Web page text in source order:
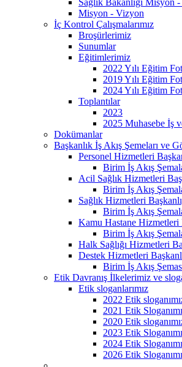
Misyon - Vizyon
İç Kontrol Çalışmalarımız
Broşürlerimiz
Sunumlar
Eğitimlerimiz
2022 Yılı Eğitim
2019 Yılı Eğitim
2024 Yılı Eğitim
Toplantılar
2023
2025 Muhasebe İş
Dokümanlar
Başkanlık İş Akış Şemeları ve
Personel Hizmetleri
Birim İş Akış
Acil Sağlık Hizmetleri
Birim İş Akış
Sağlık Hizmetleri
Birim İş Akış
Kamu Hastane Hizmetleri
Birim İş Akış
Halk Sağlığı Hizmetleri
Destek Hizmetleri
Birim İş Akış
Etik Davranış İlkelerimiz ve
Etik sloganlarımız
2022 Etik
2021 Etik
2020 Etik
2023 Etik
2024 Etik
2026 Etik